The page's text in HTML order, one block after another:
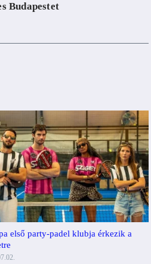
Budapestet
első party-padel klubja érkezik a